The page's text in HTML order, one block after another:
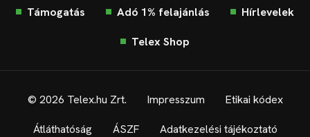
Támogatás Adó 1% felajánlás Hírlevelek
Telex Shop
© 2026 Telex.hu Zrt. Impresszum Etikai kódex
Átláthatóság ÁSZF Adatkezelési tájékoztató